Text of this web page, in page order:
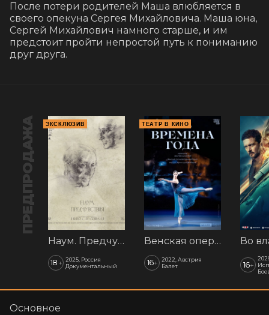
После потери родителей Маша влюбляется в
своего опекуна Сергея Михайловича. Маша юна,
Сергей Михайлович намного старше, и им
предстоит пройти непростой путь к пониманию
друг друга.
ПРЕДПРОДАЖА ЭКСКЛЮЗИВ
Наум. Предчувствия
18 + 2025, Россия
Документальный
ТЕАТР В КИНО
Венская опера: Времена года
16+
2022, Австрия
Балет
16+
Основное